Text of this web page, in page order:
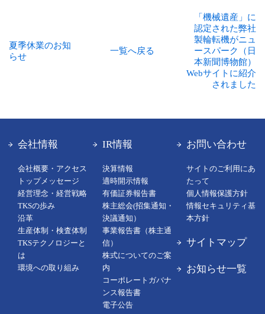
夏季休業のお知
らせ
一覧へ戻る
「機械遺産」に
認定された弊社
製輪転機がニュ
ースパーク（日
本新聞博物館）
Webサイトに紹介
されました
会社情報
会社概要・アクセス
トップメッセージ
経営理念・経営戦略
TKSの歩み
沿革
生産体制・検査体制
TKSテクノロジーと
は
環境への取り組み
IR情報
決算情報
適時開示情報
有価証券報告書
株主総会(招集通知・
決議通知）
事業報告書（株主通
信）
株式についてのご案
内
コーポレートガバナ
ンス報告書
電子公告
お問い合わせ
サイトのご利用にあ
たって
個人情報保護方針
情報セキュリティ基
本方針
サイトマップ
お知らせ一覧